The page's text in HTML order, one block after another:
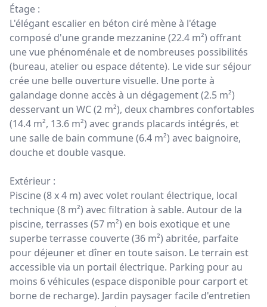
Étage :
L'élégant escalier en béton ciré mène à l'étage
composé d'une grande mezzanine (22.4 m²) offrant
une vue phénoménale et de nombreuses possibilités
(bureau, atelier ou espace détente). Le vide sur séjour
crée une belle ouverture visuelle. Une porte à
galandage donne accès à un dégagement (2.5 m²)
desservant un WC (2 m²), deux chambres confortables
(14.4 m², 13.6 m²) avec grands placards intégrés, et
une salle de bain commune (6.4 m²) avec baignoire,
douche et double vasque.
Extérieur :
Piscine (8 x 4 m) avec volet roulant électrique, local
technique (8 m²) avec filtration à sable. Autour de la
piscine, terrasses (57 m²) en bois exotique et une
superbe terrasse couverte (36 m²) abritée, parfaite
pour déjeuner et dîner en toute saison. Le terrain est
accessible via un portail électrique. Parking pour au
moins 6 véhicules (espace disponible pour carport et
borne de recharge). Jardin paysager facile d'entretien